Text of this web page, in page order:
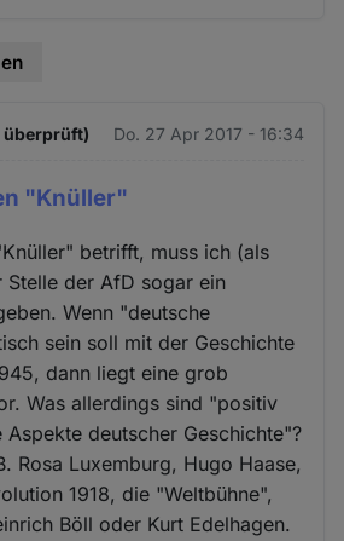
überprüft) Do. 27 Apr 2017 - 16:34
"Knüller"
betrifft, muss ich (als
Stelle der AfD sogar ein
Wenn "deutsche
sein soll mit der Geschichte
dann liegt eine grob
Was allerdings sind "positiv
Aspekte deutscher Geschichte"?
Rosa Luxemburg, Hugo Haase,
1918, die "Weltbühne",
Böll oder Kurt Edelhagen.